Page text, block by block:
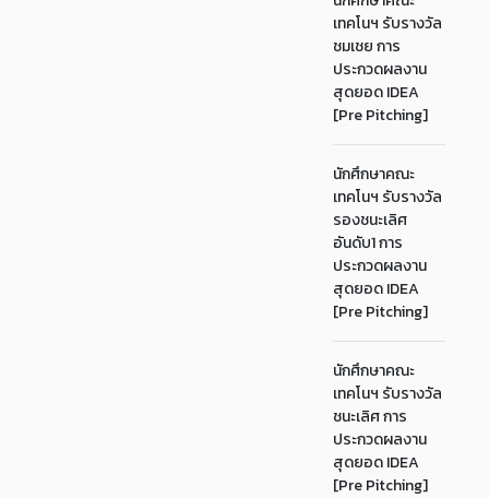
เทคโนฯ รับรางวัล
ชมเชย การ
ประกวดผลงาน
สุดยอด IDEA
[Pre Pitching]
นักศึกษาคณะ
เทคโนฯ รับรางวัล
รองชนะเลิศ
อันดับ1 การ
ประกวดผลงาน
สุดยอด IDEA
[Pre Pitching]
นักศึกษาคณะ
เทคโนฯ รับรางวัล
ชนะเลิศ การ
ประกวดผลงาน
สุดยอด IDEA
[Pre Pitching]